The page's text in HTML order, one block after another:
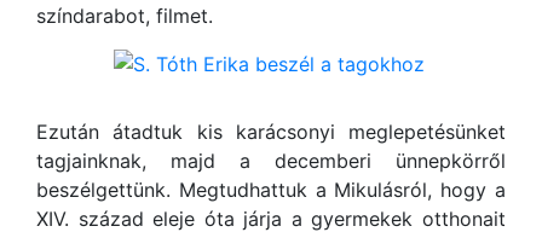
színdarabot, filmet.
Ezután átadtuk kis karácsonyi meglepetésünket
tagjainknak, majd a decemberi ünnepkörről
beszélgettünk. Megtudhattuk a Mikulásról, hogy a
XIV. század eleje óta járja a gyermekek otthonait